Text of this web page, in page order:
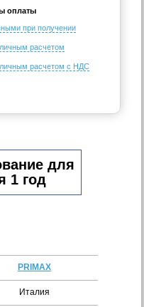
оплаты
при получении
расчетом
расчетом с НДС
для
1 год
PRIMAX
Италия